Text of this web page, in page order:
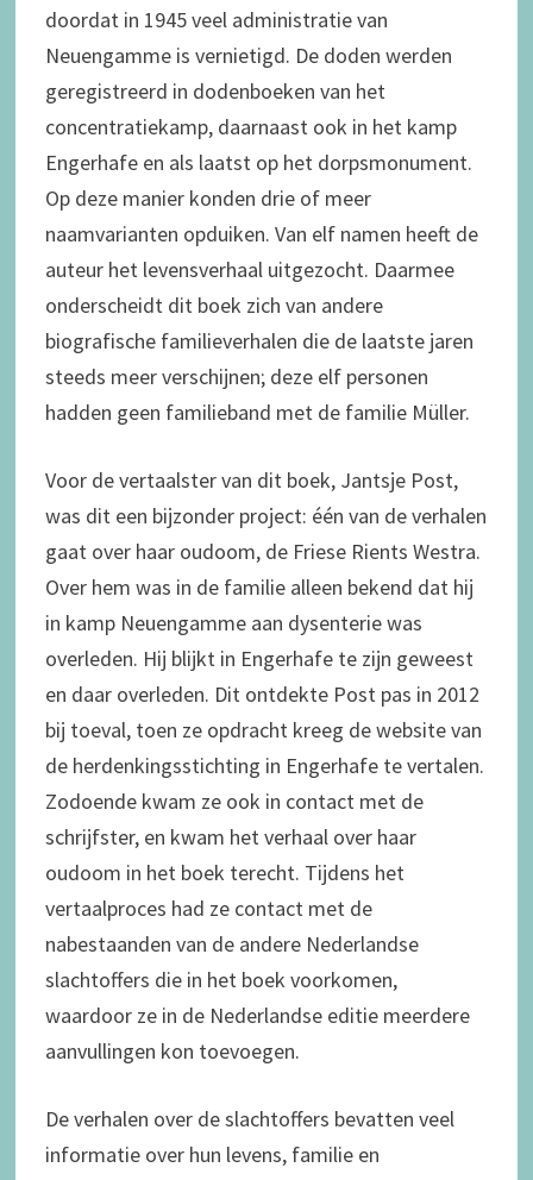
doordat in 1945 veel administratie van
Neuengamme is vernietigd. De doden werden
geregistreerd in dodenboeken van het
concentratiekamp, daarnaast ook in het kamp
Engerhafe en als laatst op het dorpsmonument.
Op deze manier konden drie of meer
naamvarianten opduiken. Van elf namen heeft de
auteur het levensverhaal uitgezocht. Daarmee
onderscheidt dit boek zich van andere
biografische familieverhalen die de laatste jaren
steeds meer verschijnen; deze elf personen
hadden geen familieband met de familie Müller.
Voor de vertaalster van dit boek, Jantsje Post,
was dit een bijzonder project: één van de verhalen
gaat over haar oudoom, de Friese Rients Westra.
Over hem was in de familie alleen bekend dat hij
in kamp Neuengamme aan dysenterie was
overleden. Hij blijkt in Engerhafe te zijn geweest
en daar overleden. Dit ontdekte Post pas in 2012
bij toeval, toen ze opdracht kreeg de website van
de herdenkingsstichting in Engerhafe te vertalen.
Zodoende kwam ze ook in contact met de
schrijfster, en kwam het verhaal over haar
oudoom in het boek terecht. Tijdens het
vertaalproces had ze contact met de
nabestaanden van de andere Nederlandse
slachtoffers die in het boek voorkomen,
waardoor ze in de Nederlandse editie meerdere
aanvullingen kon toevoegen.
De verhalen over de slachtoffers bevatten veel
informatie over hun levens, familie en